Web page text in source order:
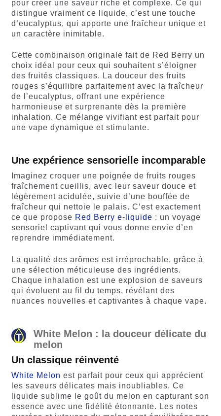
pour créer une saveur riche et complexe. Ce qui
distingue vraiment ce liquide, c’est une touche
d’eucalyptus, qui apporte une fraîcheur unique et
un caractère inimitable.
Cette combinaison originale fait de Red Berry un
choix idéal pour ceux qui souhaitent s’éloigner
des fruités classiques. La douceur des fruits
rouges s’équilibre parfaitement avec la fraîcheur
de l’eucalyptus, offrant une expérience
harmonieuse et surprenante dès la première
inhalation. Ce mélange vivifiant est parfait pour
une vape dynamique et stimulante.
Une expérience sensorielle incomparable
Imaginez croquer une poignée de fruits rouges
fraîchement cueillis, avec leur saveur douce et
légèrement acidulée, suivie d’une bouffée de
fraîcheur qui nettoie le palais. C’est exactement
ce que propose Red Berry e-liquide : un voyage
sensoriel captivant qui vous donne envie d’en
reprendre immédiatement.
La qualité des arômes est irréprochable, grâce à
une sélection méticuleuse des ingrédients.
Chaque inhalation est une explosion de saveurs
qui évoluent au fil du temps, révélant des
nuances nouvelles et captivantes à chaque vape.
White Melon : la douceur délicate du
melon
Un classique réinventé
White Melon est parfait pour ceux qui apprécient
les saveurs délicates mais inoubliables. Ce
liquide sublime le goût du melon en capturant son
essence avec une fidélité étonnante. Les notes